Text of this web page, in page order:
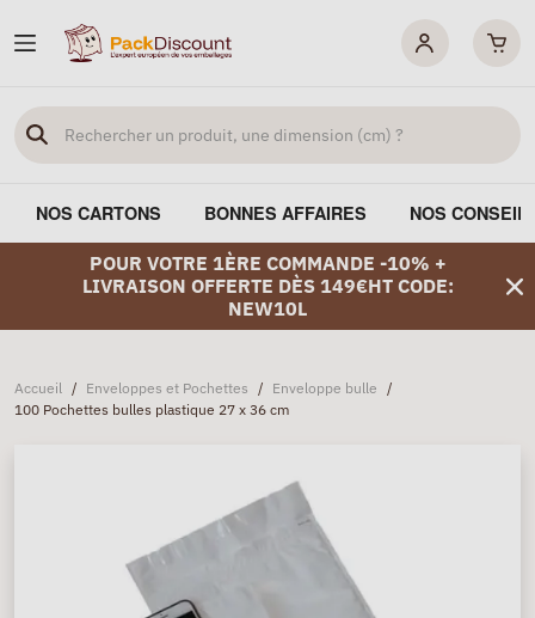
NOS CARTONS BONNES AFFAIRES NOS
POUR VOTRE 1ÈRE COMMANDE -10% +
LIVRAISON OFFERTE DÈS 149€HT CODE:
NEW10L
Accueil / Enveloppes et Pochettes / Enveloppe bulle /
100 Pochettes bulles plastique 27 x 36 cm